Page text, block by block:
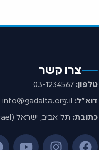
צרו קשר
טלפון: 03-1234567
דוא”ל: info@gadalta.org.il
כתובת: תל אביב, ישראל (Tel Aviv, Israel)